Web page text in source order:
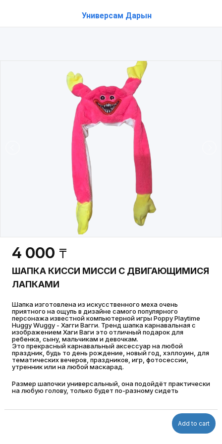
Универсам Дарын
4 000 ₸
ШАПКА КИССИ МИССИ С ДВИГАЮЩИМИСЯ
ЛАПКАМИ
Шапка изготовлена из искусственного меха очень
приятного на ощупь в дизайне самого популярного
персонажа известной компьютерной игры Poppy Playtime
Huggy Wuggy - Хагги Вагги. Тренд шапка карнавальная с
изображением Хаги Ваги это отличный подарок для
ребенка, сыну, мальчикам и девочкам.
Это прекрасный карнавальный аксессуар на любой
праздник, будь то день рождение, новый год, хэллоуин, для
тематических вечеров, праздников, игр, фотосессии,
утренник или на любой маскарад.
Размер шапочки универсальный, она подойдёт практически
на любую голову, только будет по-разному сидеть
Add to cart